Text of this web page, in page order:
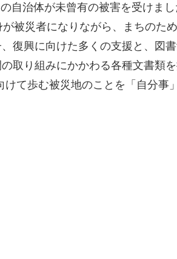
治体が未曾有の被害を受けま
被災者になりながら、まちのた
復興に向けた多くの支援と、図
取り組みにかかわる各種文書類を
て歩む被災地のことを「自分事